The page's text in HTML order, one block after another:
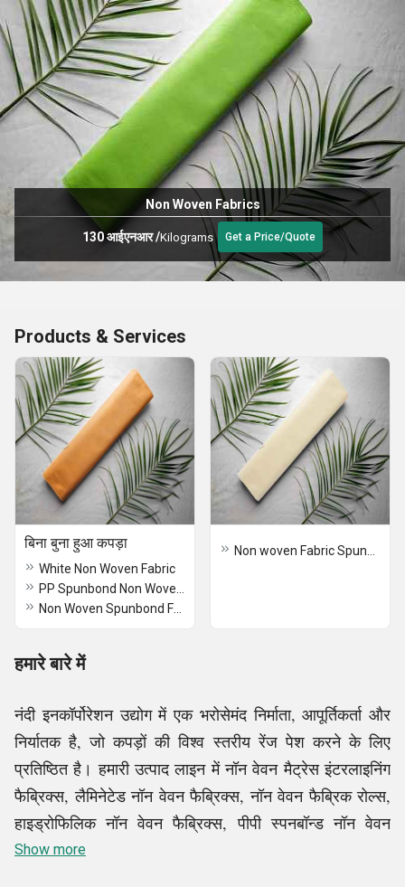
Non Woven Fabrics
130 आईएनआर/Kilograms Get a Price/Quote
Products & Services
बिना बुना हुआ कपड़ा
White Non Woven Fabric
हमारे बारे में
नंदी इनकॉर्पोरेशन उद्योग में एक भरोसेमंद निर्माता, आपूर्तिकर्ता और
निर्यातक है, जो कपड़ों की विश्व स्तरीय रेंज पेश करने के लिए
प्रतिष्ठित है। हमारी उत्पाद लाइन में नॉन वेवन मैट्रेस इंटरलाइनिंग
फैब्रिक्स, लैमिनेटेड नॉन वेवन फैब्रिक्स, नॉन वेवन फैब्रिक रोल्स,
हाइड्रोफिलिक नॉन वेवन फैब्रिक्स, पीपी स्पनबॉन्ड नॉन वेवन
फैब्रिक्स और अन्य शामिल हैं।
Show more